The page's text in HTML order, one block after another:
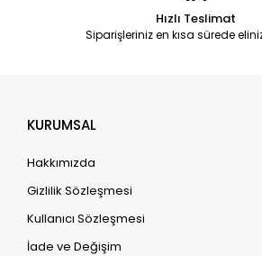
Hızlı Teslimat
Siparişleriniz en kısa sürede
KURUMSAL
Hakkımızda
Gizlilik Sözleşmesi
Kullanıcı Sözleşmesi
İade ve Değişim